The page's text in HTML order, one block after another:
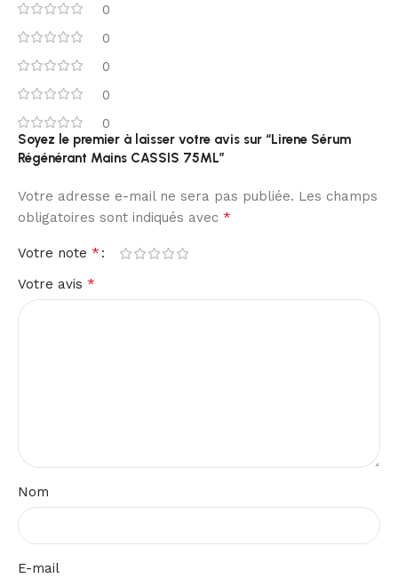
0
0
0
0
0
Soyez le premier à laisser votre avis sur “Lirene Sérum
Régénérant Mains CASSIS 75ML”
Votre adresse e-mail ne sera pas publiée. Les champs
obligatoires sont indiqués avec *
Votre note *
Votre avis *
Nom
E-mail